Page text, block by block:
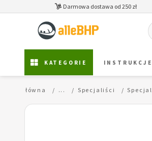
Darmowa dostawa od 250 zł
KATEGORIE INSTRUKCJE
główna ... Specjaliści